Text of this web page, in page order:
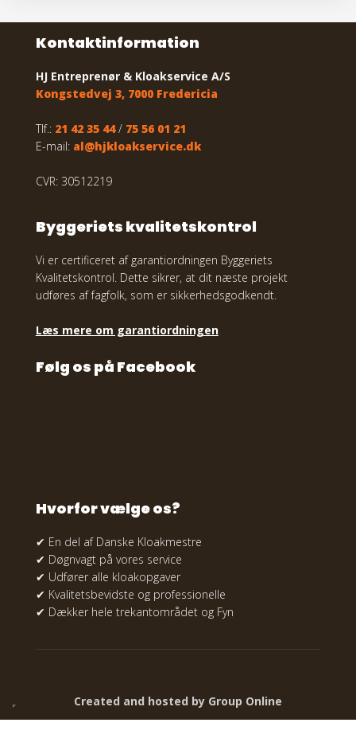
​Kontaktinformation
HJ Entreprenør & Kloakservice A/S
Kongstedvej 3, 7000 Fredericia
Tlf.: 21 42 35 44/ 75 56 01 21
E-mail: al@hjkloakservice.dk
CVR: 30512219
Byggeriets kvalitetskontrol
Vi er certificeret af garantiordningen Byggeriets
Kvalitetskontrol. Dette sikrer, at dit næste projekt
udføres af fagfolk, som er sikkerhedsgodkendt.
Læs mere om garantiordningen
Følg os på Facebook​
Hvorfor vælge os?
✔ En del af Danske Kloakmestre
✔ Døgnvagt på vores service
✔ Udfører alle kloakopgaver
✔ Kvalitetsbevidste og professionelle
✔ Dækker hele trekantområdet og Fyn
Created and hosted by Group Online